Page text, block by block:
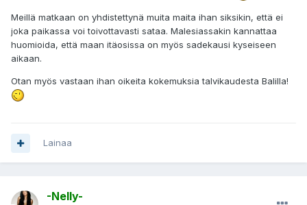
Meillä matkaan on yhdistettynä muita maita ihan siksikin, että ei
joka paikassa voi toivottavasti sataa. Malesiassakin kannattaa
huomioida, että maan itäosissa on myös sadekausi kyseiseen
aikaan.
Otan myös vastaan ihan oikeita kokemuksia talvikaudesta Balilla!
Lainaa
-Nelly-